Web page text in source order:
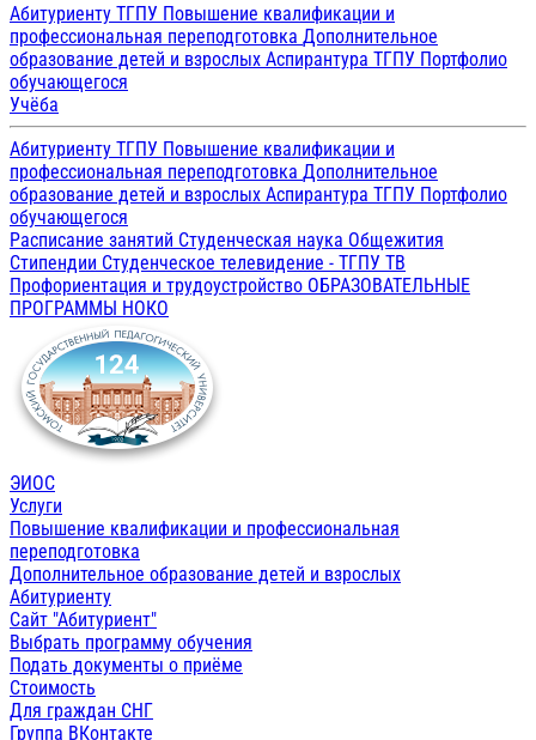
Абитуриенту ТГПУ Повышение квалификации и
профессиональная переподготовка Дополнительное
образование детей и взрослых Аспирантура ТГПУ Портфолио
обучающегося
Учёба
Абитуриенту ТГПУ Повышение квалификации и
профессиональная переподготовка Дополнительное
образование детей и взрослых Аспирантура ТГПУ Портфолио
обучающегося
Расписание занятий Студенческая наука Общежития
Стипендии Студенческое телевидение - ТГПУ ТВ
Профориентация и трудоустройство ОБРАЗОВАТЕЛЬНЫЕ
ПРОГРАММЫ НОКО
ЭИОС
Услуги
Повышение квалификации и профессиональная
переподготовка
Дополнительное образование детей и взрослых
Абитуриенту
Сайт "Абитуриент"
Выбрать программу обучения
Подать документы о приёме
Стоимость
Для граждан СНГ
Группа ВКонтакте